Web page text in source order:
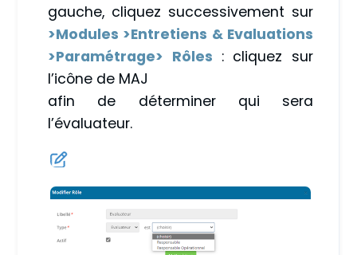
gauche, cliquez successivement sur
>Modules >Entretiens & Evaluations
>Paramétrage> Rôles : cliquez sur
l’icône de MAJ
afin de déterminer qui sera
l’évaluateur.